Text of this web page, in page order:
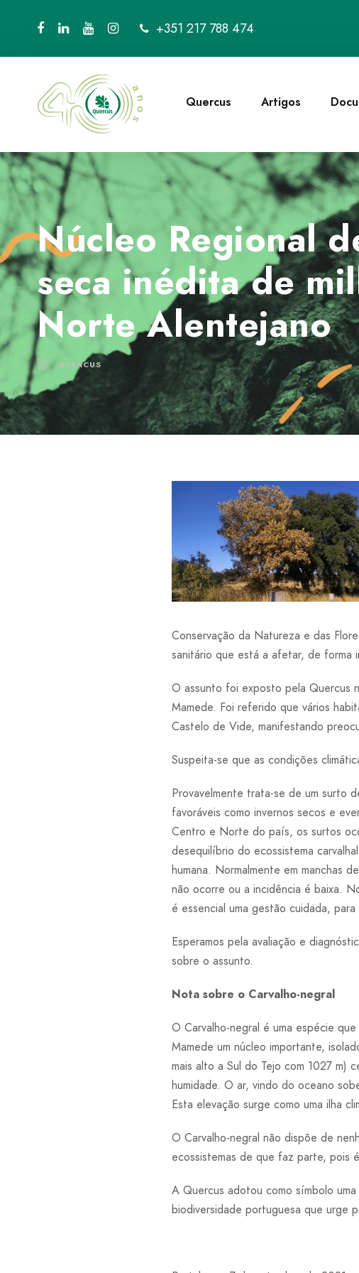
+351 217 788 474
Quercus Artigos
Núcleo Regional
seca inédita de
Norte Alentejano
QUERCUS
Conservação da Natureza e das
sanitário que está a afetar, de forma
O assunto foi exposto pela Quercus
Mamede. Foi referido que vários
Castelo de Vide, manifestando
Suspeita-se que as condições
Provavelmente trata-se de um surto
favoráveis como invernos secos e
Centro e Norte do país, os surtos
desequilíbrio do ecossistema
humana. Normalmente em manchas
não ocorre ou a incidência é baixa.
é essencial uma gestão cuidada,
Esperamos pela avaliação e
sobre o assunto.
Nota sobre o Carvalho-negral
O Carvalho-negral é uma espécie
Mamede um núcleo importante,
mais alto a Sul do Tejo com 1027 m)
humidade. O ar, vindo do oceano
Esta elevação surge como uma ilha
O Carvalho-negral não dispõe de
ecossistemas de que faz parte, pois
A Quercus adotou como símbolo
biodiversidade portuguesa que urge